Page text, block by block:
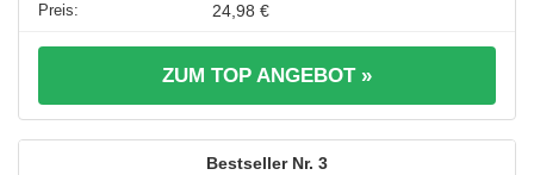
24,98 €
ZUM TOP ANGEBOT »
3